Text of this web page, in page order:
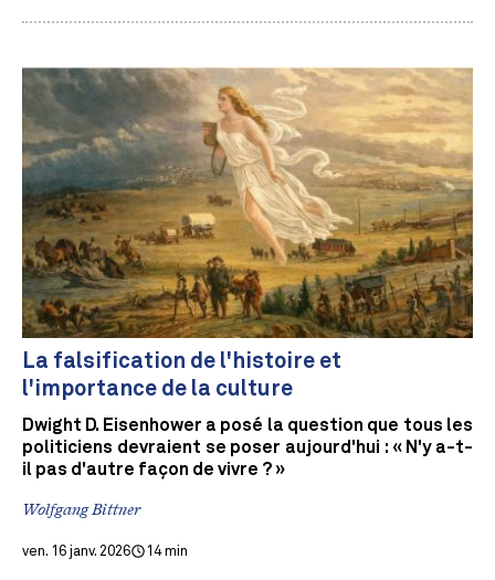
La falsification de l'histoire et
l'importance de la culture
Dwight D. Eisenhower a posé la question que tous les
politiciens devraient se poser aujourd'hui : « N'y a-t-
il pas d'autre façon de vivre ? »
Wolfgang Bittner
ven. 16 janv. 2026 14 min